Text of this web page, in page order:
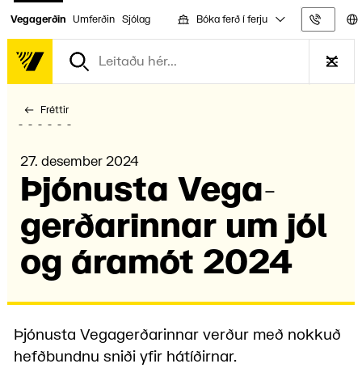
Vegagerðin Umferðin Sjólag Bóka ferð í ferju
Fréttir
27. desember 2024
Þjón­usta Vega­
gerðar­innar um jól
og áramót 2024
Þjónusta Vegagerðarinnar verður með nokkuð
hefðbundnu sniði yfir hátíðirnar.